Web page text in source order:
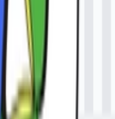
mengandung
& Perguruan